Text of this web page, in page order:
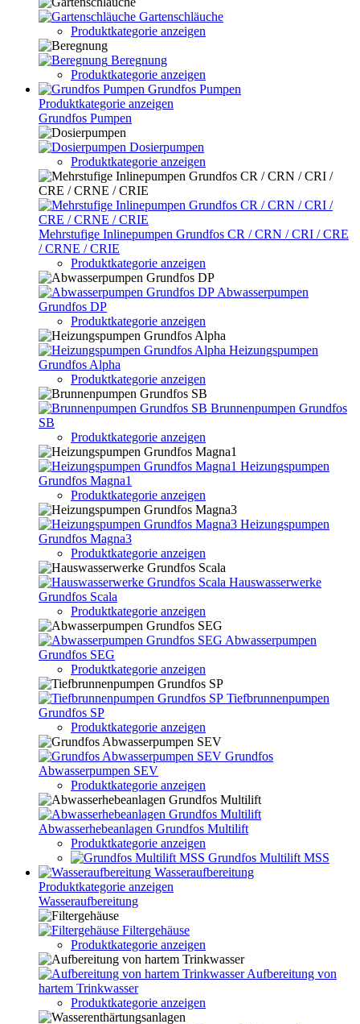
Gartenschläuche
Produktkategorie anzeigen
Beregnung
Produktkategorie anzeigen
Grundfos Pumpen
Produktkategorie anzeigen
Grundfos Pumpen
Dosierpumpen
Produktkategorie anzeigen
Mehrstufige Inlinepumpen Grundfos CR / CRN / CRI / CRE
/ CRNE / CRIE
Produktkategorie anzeigen
Abwasserpumpen
Grundfos DP
Produktkategorie anzeigen
Heizungspumpen
Grundfos Alpha
Produktkategorie anzeigen
Brunnenpumpen Grundfos
SB
Produktkategorie anzeigen
Heizungspumpen
Grundfos Magna1
Produktkategorie anzeigen
Heizungspumpen
Grundfos Magna3
Produktkategorie anzeigen
Hauswasserwerke
Grundfos Scala
Produktkategorie anzeigen
Abwasserpumpen
Grundfos SEG
Produktkategorie anzeigen
Tiefbrunnenpumpen
Grundfos SP
Produktkategorie anzeigen
Grundfos
Abwasserpumpen SEV
Produktkategorie anzeigen
Abwasserhebeanlagen Grundfos Multilift
Produktkategorie anzeigen
Grundfos Multilift MSS
Wasseraufbereitung
Produktkategorie anzeigen
Wasseraufbereitung
Filtergehäuse
Produktkategorie anzeigen
Aufbereitung von
hartem Trinkwasser
Produktkategorie anzeigen